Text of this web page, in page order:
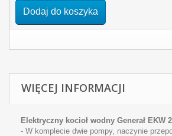
Dodaj do koszyka
WIĘCEJ INFORMACJI
Elektryczny kocioł wodny Generał EKW
- W komplecie dwie pompy, naczynie